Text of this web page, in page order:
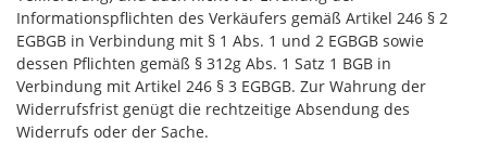
Informationspflichten des Verkäufers gemäß Artikel 246 § 2
EGBGB in Verbindung mit § 1 Abs. 1 und 2 EGBGB sowie
dessen Pflichten gemäß § 312g Abs. 1 Satz 1 BGB in
Verbindung mit Artikel 246 § 3 EGBGB. Zur Wahrung der
Widerrufsfrist genügt die rechtzeitige Absendung des
Widerrufs oder der Sache.